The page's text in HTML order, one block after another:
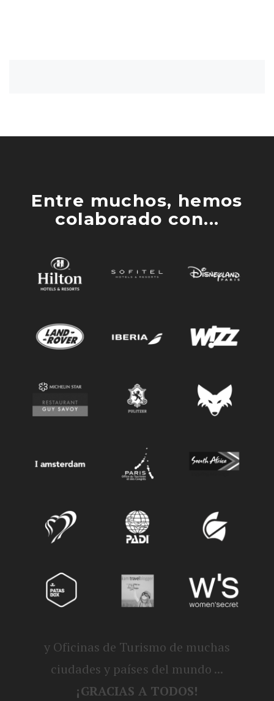
Entre muchos, hemos
colaborado con...
y Oficinas de Turismo de muchas
ciudades y países del mundo ...
¡GRACIAS A TODOS!